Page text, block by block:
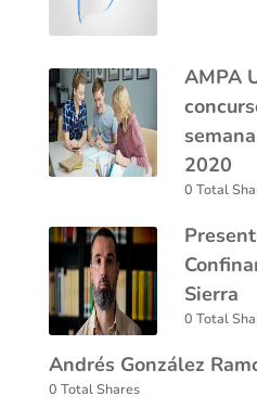
AMPA
2020
0 Total
Sierra
0 Total
Andrés González
0 Total Shares